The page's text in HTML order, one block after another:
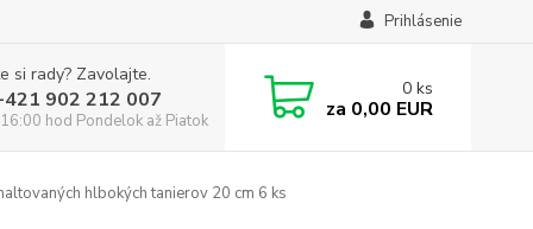
Prihlásenie
si rady? Zavolajte.
902 212 007
hod Pondelok až Piatok
0 ks
za 0,00 EUR
hlbokých tanierov 20 cm 6 ks